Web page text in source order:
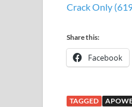
Crack Only
Share this:
Facebook
TAGGED